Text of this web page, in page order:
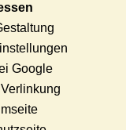
Google